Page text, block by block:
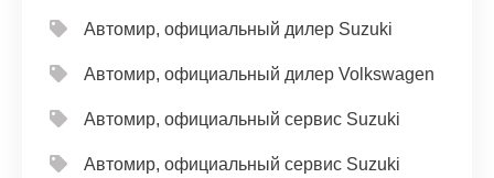
Автомир, официальный дилер Suzuki
Автомир, официальный дилер Volkswagen
Автомир, официальный сервис Suzuki
Автомир, официальный сервис Suzuki